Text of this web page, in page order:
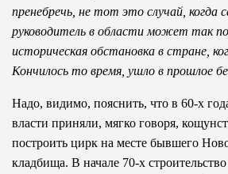
пренебречь, не тот это случай, когда
руководитель в области может так
историческая обстановка в стране,
Кончилось то время, ушло в прошлое
Надо, видимо, пояснить, что в 60-х
власти приняли, мягко говоря,
построить цирк на месте бывшего
кладбища. В начале 70-х